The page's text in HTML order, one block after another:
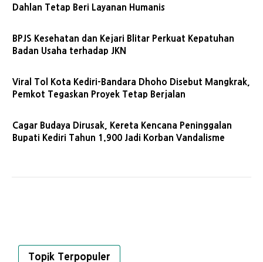
Dahlan Tetap Beri Layanan Humanis
BPJS Kesehatan dan Kejari Blitar Perkuat Kepatuhan
Badan Usaha terhadap JKN
Viral Tol Kota Kediri-Bandara Dhoho Disebut Mangkrak,
Pemkot Tegaskan Proyek Tetap Berjalan
Cagar Budaya Dirusak, Kereta Kencana Peninggalan
Bupati Kediri Tahun 1.900 Jadi Korban Vandalisme
Topik Terpopuler